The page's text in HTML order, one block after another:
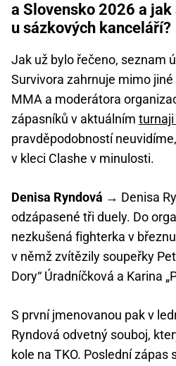
a Slovensko 2026 a
u sázkových kanceláří?
Jak už bylo řečeno, seznam
Survivora zahrnuje mimo
MMA a moderátora
zápasníků v aktuálním turnaji
pravděpodobností
v kleci Clashe v minulosti.
Denisa Ryndová → Denisa
odzápasené tři duely. Do
nezkušená fighterka v
v němž zvítězily soupeřky
Dory“ Úradníčková a Karina
S první jmenovanou pak v
Ryndová odvetný souboj,
kole na TKO. Poslední zápas